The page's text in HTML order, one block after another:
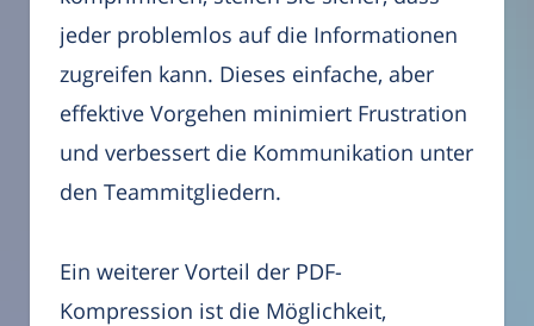
jeder problemlos auf die Informationen
zugreifen kann. Dieses einfache, aber
effektive Vorgehen minimiert Frustration
und verbessert die Kommunikation unter
den Teammitgliedern.
Ein weiterer Vorteil der PDF-
Kompression ist die Möglichkeit,